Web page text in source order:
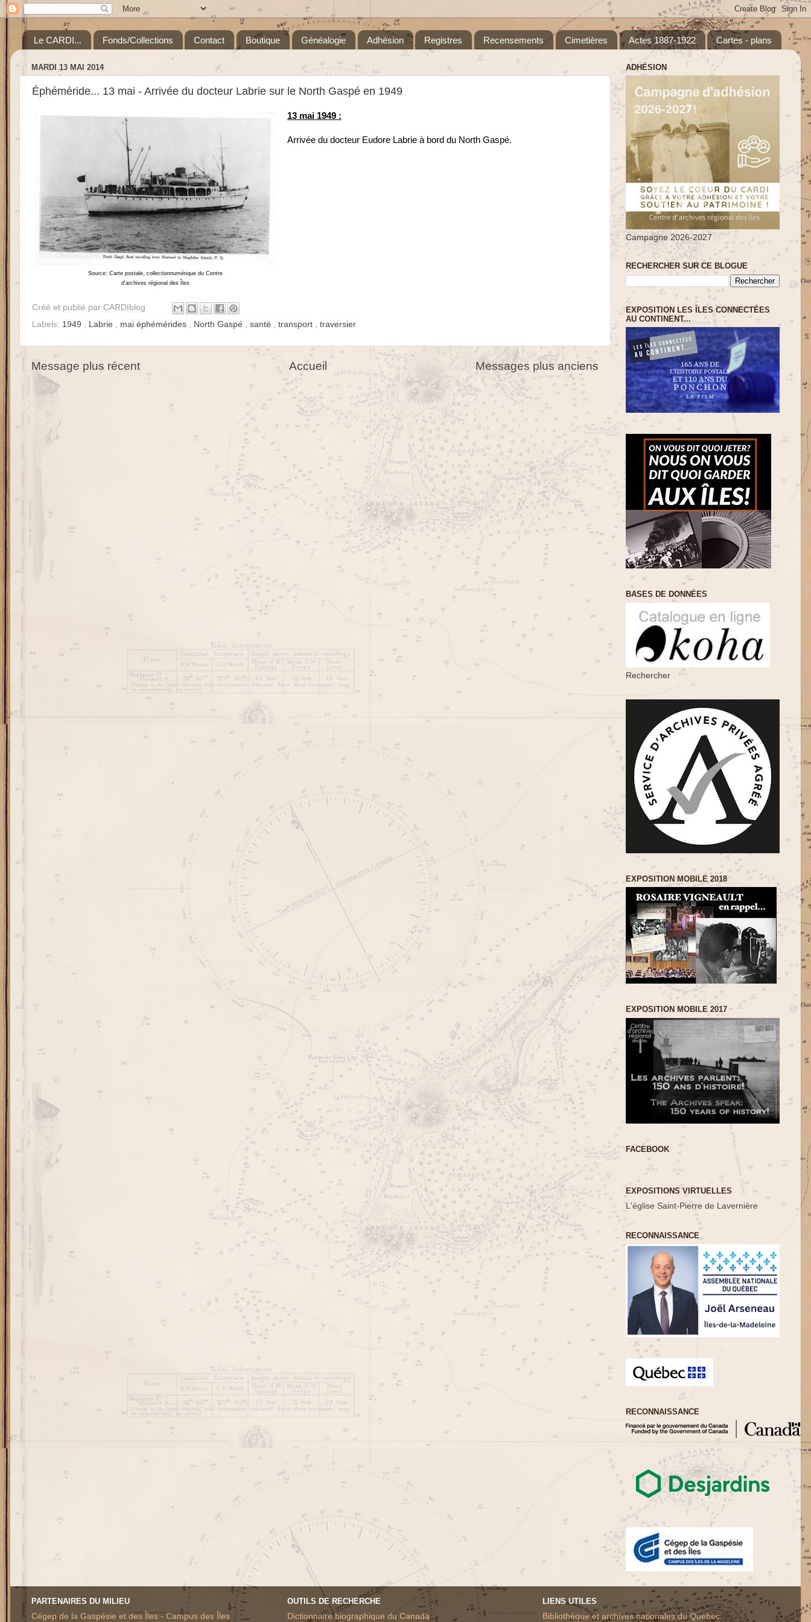
Le CARDI... Fonds/Collections Contact Boutique Généalogie Adhésion Registres Recensements Cimetières Actes 1887-1922 Cartes - plans
MARDI 13 MAI 2014
Éphéméride... 13 mai - Arrivée du docteur Labrie sur le North Gaspé en 1949
Source: Carte postale, collectionnumérique du Centre
d'archives régional des Îles
13 mai 1949 :
Arrivée du docteur Eudore Labrie à bord du North Gaspé.
Créé et publié par CARDIblog
Labels: 1949 , Labrie , mai éphémérides , North Gaspé , santé , transport , traversier
Message plus récent Messages plus anciens
Accueil
ADHÉSION
Campagne 2026-2027
RECHERCHER SUR CE BLOGUE
EXPOSITION LES ÎLES CONNECTÉES
AU CONTINENT...
BASES DE DONNÉES
Rechercher
EXPOSITION MOBILE 2018
EXPOSITION MOBILE 2017
FACEBOOK
EXPOSITIONS VIRTUELLES
L'église Saint-Pierre de Lavernière
RECONNAISSANCE
RECONNAISSANCE
PARTENAIRES DU MILIEU
Cégep de la Gaspésie et des Îles - Campus des Îles
OUTILS DE RECHERCHE
Dictionnaire biographique du Canada
LIENS UTILES
Bibliothèque et archives nationales du Québec